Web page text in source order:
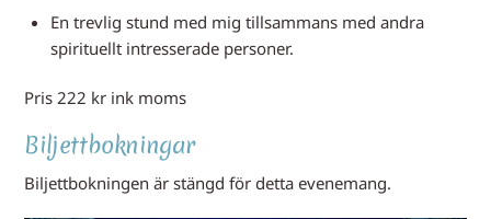
En trevlig stund med mig tillsammans med andra
spirituellt intresserade personer.
Pris 222 kr ink moms
Biljettbokningar
Biljettbokningen är stängd för detta evenemang.